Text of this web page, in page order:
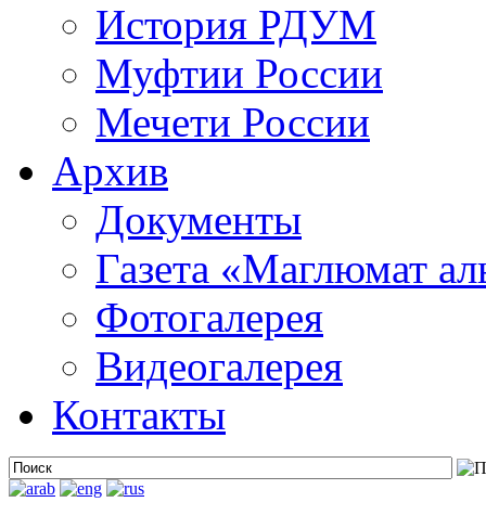
История РДУМ
Муфтии России
Мечети России
Архив
Документы
Газета «Маглюмат
Фотогалерея
Видеогалерея
Контакты